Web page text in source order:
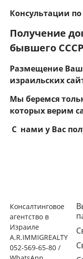
Консультации
Получение
бывшего СССР
Размещение
израильских
Мы беремся
которых верим
С нами у Вас
Консалтинговое
агентство в
Израиле
A.R.IMMIGREALTY
052-569-65-80 /